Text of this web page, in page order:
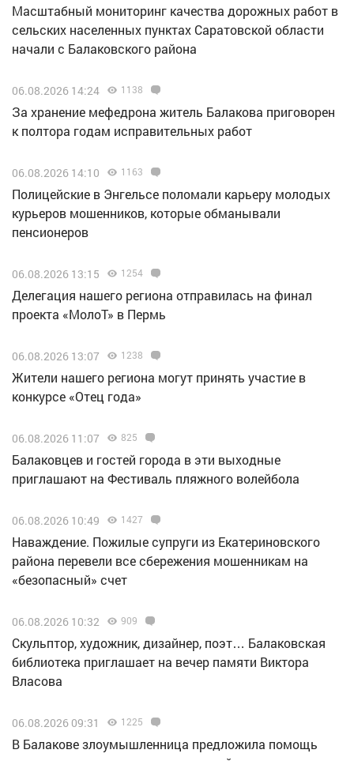
Масштабный мониторинг качества дорожных работ в
сельских населенных пунктах Саратовской области
начали с Балаковского района
06.08.2026 14:24 1138
За хранение мефедрона житель Балакова приговорен
к полтора годам исправительных работ
06.08.2026 14:10 1163
Полицейские в Энгельсе поломали карьеру молодых
курьеров мошенников, которые обманывали
пенсионеров
06.08.2026 13:15 1254
Делегация нашего региона отправилась на финал
проекта «МолоТ» в Пермь
06.08.2026 13:07 1238
Жители нашего региона могут принять участие в
конкурсе «Отец года»
06.08.2026 11:07 825
Балаковцев и гостей города в эти выходные
приглашают на Фестиваль пляжного волейбола
06.08.2026 10:49 1427
Наваждение. Пожилые супруги из Екатериновского
района перевели все сбережения мошенникам на
«безопасный» счет
06.08.2026 10:32 909
Скульптор, художник, дизайнер, поэт… Балаковская
библиотека приглашает на вечер памяти Виктора
Власова
06.08.2026 09:31 1225
В Балакове злоумышленница предложила помощь